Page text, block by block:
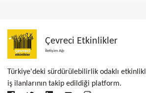
Çevreci Etkinlikler
İletişim Ağı
Türkiye'deki sürdürülebilirlik odaklı
iş ilanlarının takip edildiği platform.